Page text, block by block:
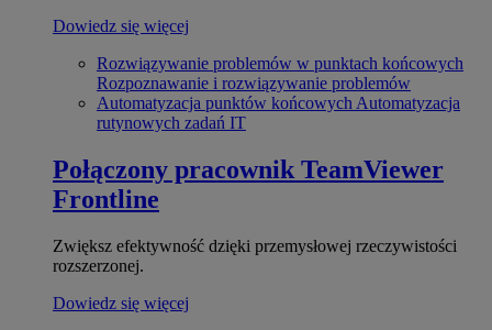
Dowiedz się więcej
Rozwiązywanie problemów w punktach końcowych
Rozpoznawanie i rozwiązywanie problemów
Automatyzacja punktów końcowych Automatyzacja
rutynowych zadań IT
Połączony pracownik TeamViewer
Frontline
Zwiększ efektywność dzięki przemysłowej rzeczywistości
rozszerzonej.
Dowiedz się więcej